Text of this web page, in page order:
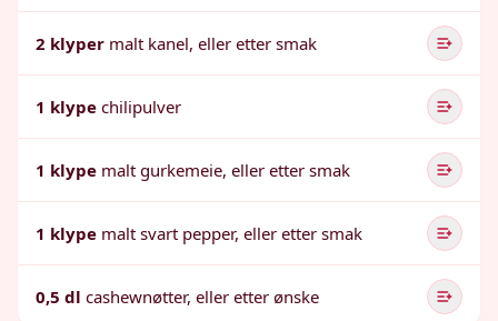
2 klyper malt kanel, eller etter smak
1 klype chilipulver
1 klype malt gurkemeie, eller etter smak
1 klype malt svart pepper, eller etter smak
0,5 dl cashewnøtter, eller etter ønske